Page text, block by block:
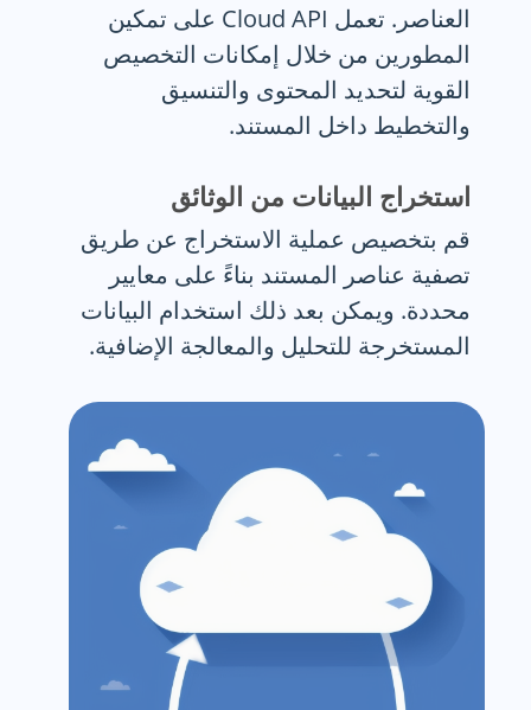
العناصر. تعمل Cloud API على تمكين
المطورين من خلال إمكانات التخصيص
القوية لتحديد المحتوى والتنسيق
والتخطيط داخل المستند.
استخراج البيانات من الوثائق
قم بتخصيص عملية الاستخراج عن طريق
تصفية عناصر المستند بناءً على معايير
محددة. ويمكن بعد ذلك استخدام البيانات
المستخرجة للتحليل والمعالجة الإضافية.